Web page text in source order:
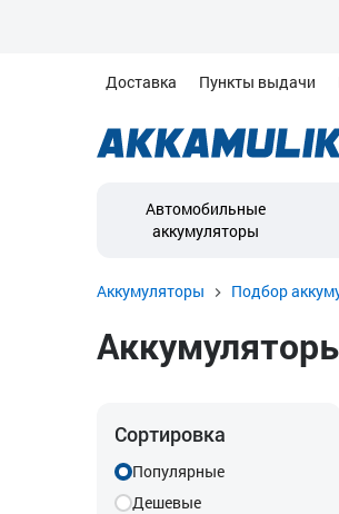
Доставка Пункты выдачи
Автомобильные
аккумуляторы
Аккумуляторы Подбор
Сортировка
Популярные
Дешевые